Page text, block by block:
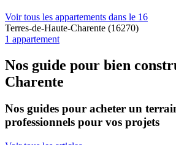
Voir tous les appartements dans le 16
Terres-de-Haute-Charente (16270)
1 appartement
Nos guide pour bien
Charente
Nos guides pour acheter un
professionnels pour vos projets